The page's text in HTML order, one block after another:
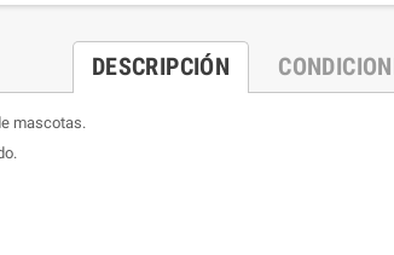
DESCRIPCIÓN
mascotas.